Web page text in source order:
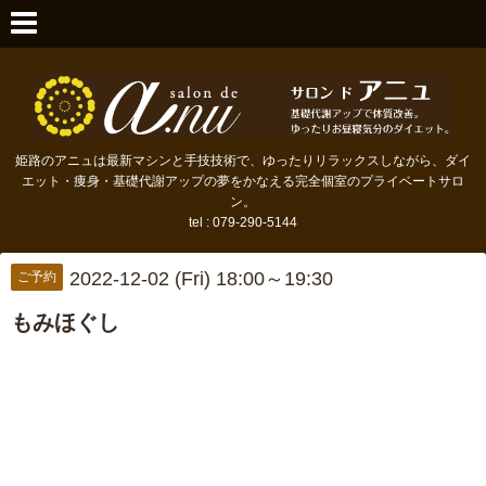
姫路のアニュは最新マシンと手技技術で、ゆったりリラックスしながら、ダイ
エット・痩身・基礎代謝アップの夢をかなえる完全個室のプライベートサロ
ン。
tel : 079-290-5144
ご予約 2022-12-02 (Fri) 18:00～19:30
もみほぐし